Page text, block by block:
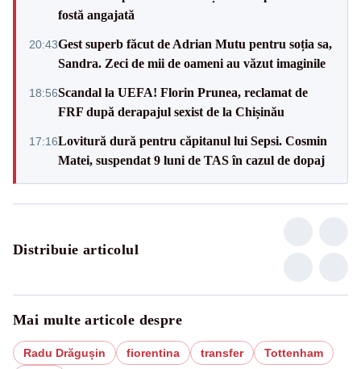
fostă angajată
20:43Gest superb făcut de Adrian Mutu pentru soția sa,
Sandra. Zeci de mii de oameni au văzut imaginile
18:56Scandal la UEFA! Florin Prunea, reclamat de
FRF după derapajul sexist de la Chișinău
17:16Lovitură dură pentru căpitanul lui Sepsi. Cosmin
Matei, suspendat 9 luni de TAS în cazul de dopaj
Distribuie articolul
Mai multe articole despre
Radu Drăgușin fiorentina transfer
Tottenham